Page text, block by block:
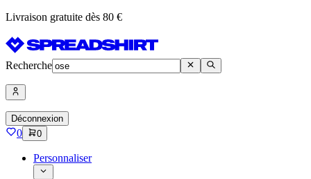
Livraison gratuite dès 80 €
Recherche
Déconnexion
0 0
Personnaliser